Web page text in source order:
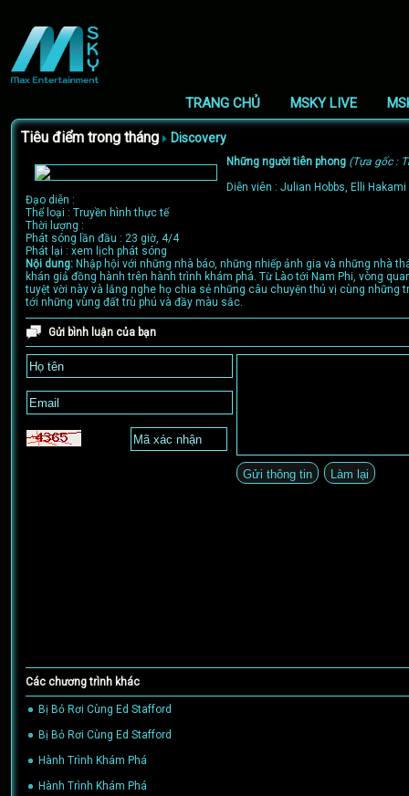
TRANG CHỦ MSKY LIVE
Tiêu điểm trong tháng Discovery
Những người tiên phong (Tựa gốc :
Diễn viên : Julian Hobbs, Elli Hakami
Đạo diễn :
Thể loại : Truyền hình thực tế
Thời lượng :
Phát sóng lần đầu : 23 giờ, 4/4
Phát lại : xem lịch phát sóng
Nội dung: Nhập hội với những nhà báo, những nhiếp ảnh gia và những nhà
khán giả đồng hành trên hành trình khám phá. Từ Lào tới Nam Phi, vòng
tuyệt vời này và lắng nghe họ chia sẻ những câu chuyện thú vị cùng những
tới những vùng đất trù phú và đầy màu sắc.
Gửi bình luận của bạn
Các chương trình khác
Bị Bỏ Rơi Cùng Ed Stafford
Bị Bỏ Rơi Cùng Ed Stafford
Hành Trình Khám Phá
Hành Trình Khám Phá